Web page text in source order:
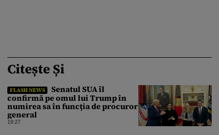
Citește Și
FLASH NEWS
Senatul SUA îl
confirmă pe omul lui Trump în
numirea sa în funcția de procuror
general
19:27